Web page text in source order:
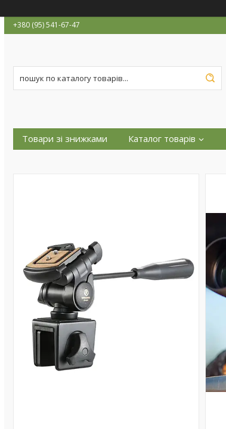
+380 (95) 541-67-47
Товари зі знижками Каталог товарів